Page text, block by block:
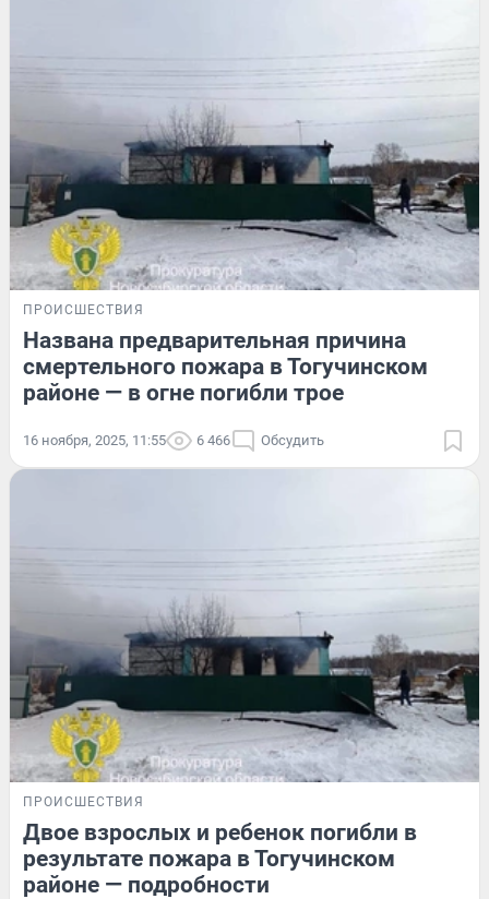
ПРОИСШЕСТВИЯ
Названа предварительная причина
смертельного пожара в Тогучинском
районе — в огне погибли трое
16 ноября, 2025, 11:55 6 466 Обсудить
ПРОИСШЕСТВИЯ
Двое взрослых и ребенок погибли в
результате пожара в Тогучинском
районе — подробности